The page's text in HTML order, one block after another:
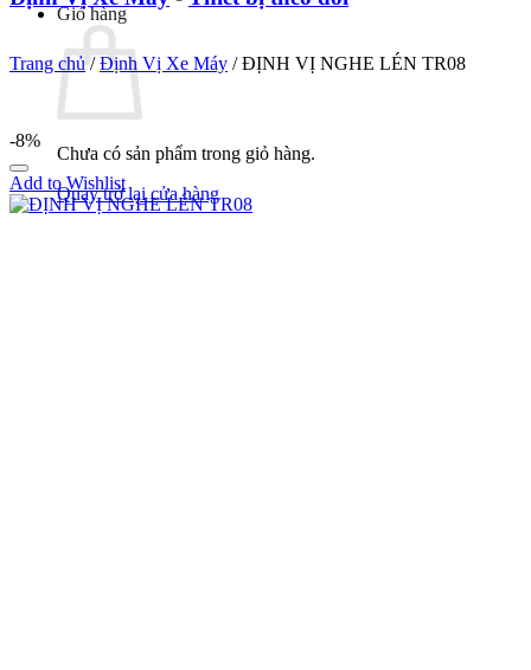
Giỏ hàng
Chưa có sản phẩm trong giỏ hàng.
Quay trở lại cửa hàng
Trang chủ/Định Vị Xe Máy /ĐỊNH VỊ NGHE LÉN TR08
-8%
Add to Wishlist